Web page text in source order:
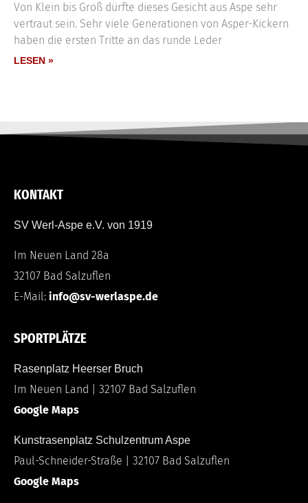
Von Klein bis Groß dürfte dieses Gesicht aus Aspe sehr
vertraut sein. Sehr viele Generationen von Asper-Kickern
haben die ersten Tritte an das runde Leder
LESEN »
KONTAKT
SV Werl-Aspe e.V. von 1919
Im Neuen Land 28a
32107 Bad Salzuflen
E-Mail: info@sv-werlaspe.de
SPORTPLÄTZE
Rasenplatz Heerser Bruch
Im Neuen Land | 32107 Bad Salzuflen
Google Maps
Kunstrasenplatz Schulzentrum Aspe
Paul-Schneider-Straße | 32107 Bad Salzuflen
Google Maps